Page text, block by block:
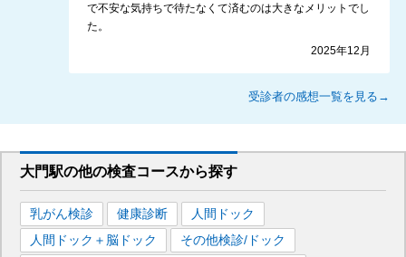
で不安な気持ちで待たなくて済むのは大きなメリットでし
た。
2025年12月
受診者の感想一覧を見る→
大門駅の他の検査コースから探す
乳がん検診 健康診断
人間ドック
人間ドック＋脳ドック
その他検診/ドック